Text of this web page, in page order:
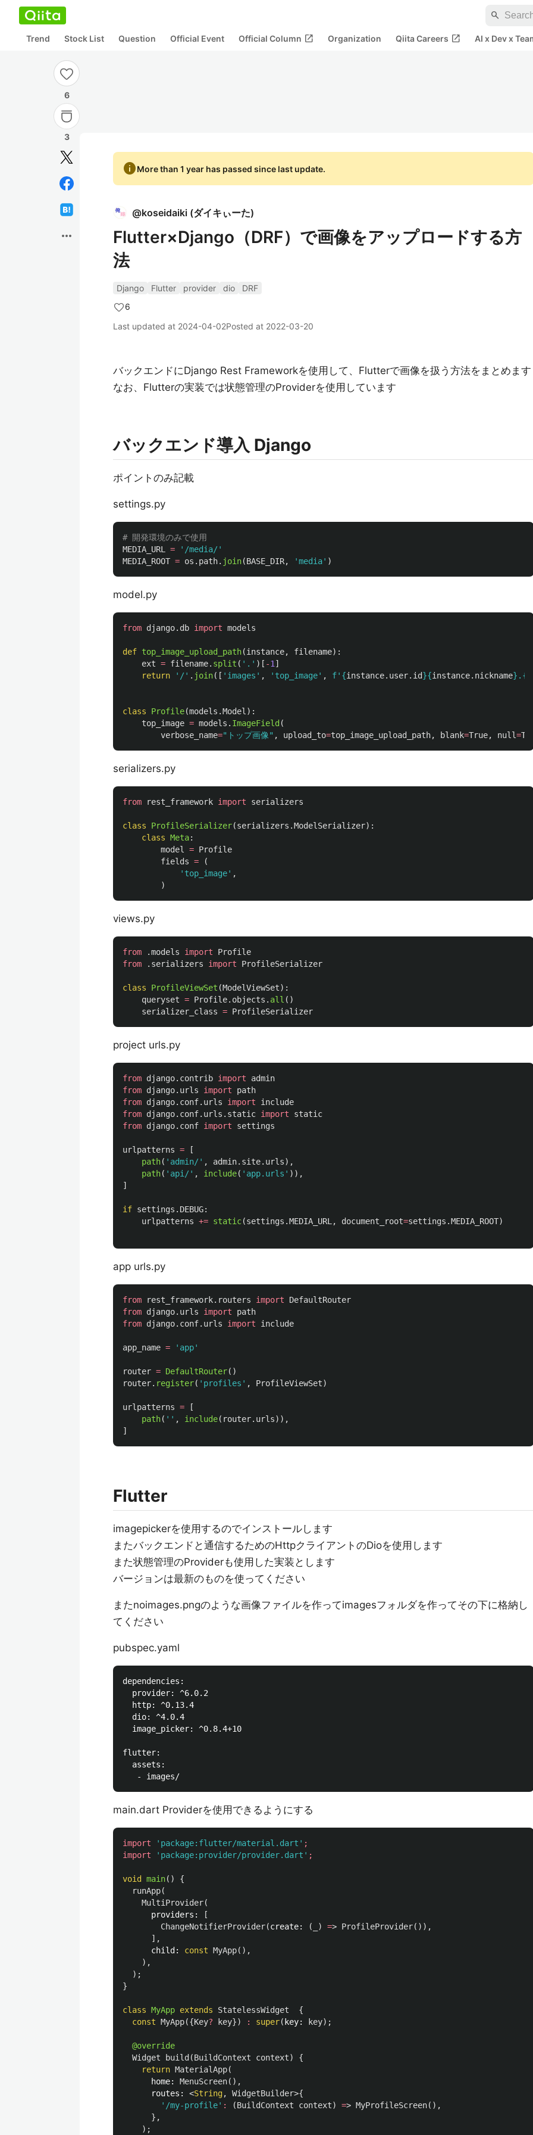
search
Trend Stock List Question Official Event Official Column open_in_new Organization Qiita Careers open_in_new AI x Dev x
6
3
more_horiz
infoMore than 1 year has passed since last update.
@koseidaiki (ダイキぃーた)
Flutter×Django（DRF）で画像をアップロードする方
法
Django Flutter provider dio
DRF
6
Last updated at 2024-04-02Posted at 2022-03-20
バックエンドにDjango Rest Frameworkを使用して、Flutterで画像を扱う方法をまとめます
なお、Flutterの実装では状態管理のProviderを使用しています
バックエンド導入 Django
ポイントのみ記載
settings.py
MEDIA_URL
= ' /media/'
MEDIA_ROOT = os . path. join(BASE_DIR, 'media' )
model.py
from django.db import models
def top_image_upload_path(instance, filename):
ext = filename. split ( ' . ' )[ -1 ]
return
' /' . join([ ' images ' , ' top_image' , f' {instance. user. id}{instance. nickname} . {
class Profile(models .Model ):
top_image = models . ImageField (
verbose_name=" トップ画像" , upload_to=top_image_upload_path, blank=True, null=
serializers.py
from rest_framework import serializers
class ProfileSerializer(serializers .ModelSerializer):
class Meta:
model
= Profile
fields =
(
' top_image' ,
)
views.py
from .models import
Profile
from
.serializers import ProfileSerializer
class ProfileViewSet (ModelViewSet):
queryset = Profile. objects . all ()
serializer_class = ProfileSerializer
project urls.py
from django.contrib import
admin
from django.urls import
path
from django.conf.urls import
include
from django.conf.urls.static import
static
from django.conf import settings
urlpatterns =
[
path( ' admin/' , admin. site. urls),
path( ' api/' , include( ' app.urls ' )),
]
if settings . DEBUG:
urlpatterns += static(settings .MEDIA_URL , document_root=settings .MEDIA_ROOT)
app urls.py
from rest_framework.routers import
DefaultRouter
from django.urls import
path
from django.conf.urls import include
app_name = ' app'
router = DefaultRouter()
router. register( ' profiles ' , ProfileViewSet)
urlpatterns =
[
path( '' , include( router. urls)),
]
Flutter
imagepickerを使用するのでインストールします
またバックエンドと通信するためのHttpクライアントのDioを使用します
また状態管理のProviderも使用した実装とします
バージョンは最新のものを使ってください
またnoimages.pngのような画像ファイルを作ってimagesフォルダを作ってその下に格納し
てください
pubspec.yaml
dependencies:
  provider: ^6.0.2
  http: ^0.13.4
  dio: ^4.0.4
  image_picker: ^0.8.4+10
flutter:
  assets:
main.dart Providerを使用できるようにする
import 'package:flutter/material.dart' ;
import
'package:provider/provider.dart' ;
void main()
{
runApp(
MultiProvider(
providers:
[
ChangeNotifierProvider(create: ( ) => ProfileProvider()),
],
child:
const MyApp(),
),
);
}
class MyApp extends StatelessWidget
{
const MyApp({Key? key}) : super( key: key);
@override
Widget
build (BuildContext context)
{
return MaterialApp(
home:
MenuScreen(),
routes:
<String, WidgetBuilder>{
'/my-profile' : (BuildContext context) => MyProfileScreen(),
},
);